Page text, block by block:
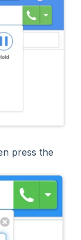
press the